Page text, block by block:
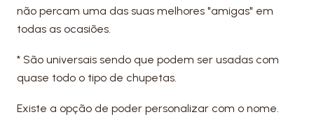
não percam uma das suas melhores "amigas" em
todas as ocasiões.
* São universais sendo que podem ser usadas com
quase todo o tipo de chupetas.
Existe a opção de poder personalizar com o nome.